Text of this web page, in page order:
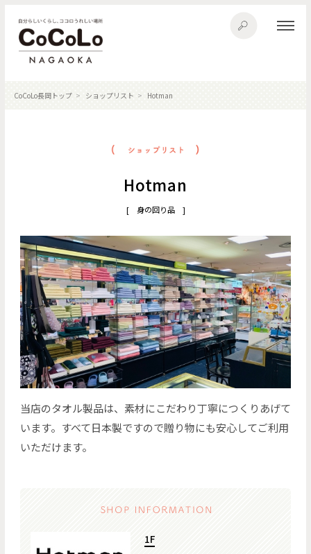
CoCoLo長岡トップ ショップリスト Hotman
Hotman
[ 身の回り品 ]
当店のタオル製品は、素材にこだわり丁寧につくりあげて
います。すべて日本製ですので贈り物にも安心してご利用
いただけます。
1F